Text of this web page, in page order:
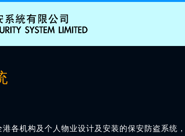
各机构及个人物业设计及安装的保安防盗系统